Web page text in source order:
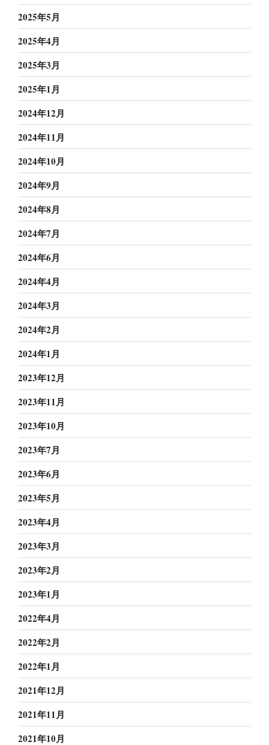
2025年5月
2025年4月
2025年3月
2025年1月
2024年12月
2024年11月
2024年10月
2024年9月
2024年8月
2024年7月
2024年6月
2024年4月
2024年3月
2024年2月
2024年1月
2023年12月
2023年11月
2023年10月
2023年7月
2023年6月
2023年5月
2023年4月
2023年3月
2023年2月
2023年1月
2022年4月
2022年2月
2022年1月
2021年12月
2021年11月
2021年10月